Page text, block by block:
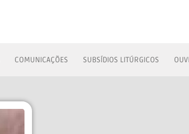
COMUNICAÇÕES SUBSÍDIOS LITÚRGICOS